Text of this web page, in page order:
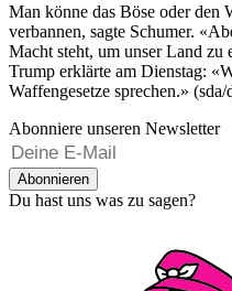
Man könne das Böse oder den
verbannen, sagte Schumer.
Macht steht, um unser Land zu
Trump erklärte am Dienstag:
Waffengesetze sprechen.» (sda/
Abonniere unseren Newsletter
Abonnieren
Du hast uns was zu sagen?